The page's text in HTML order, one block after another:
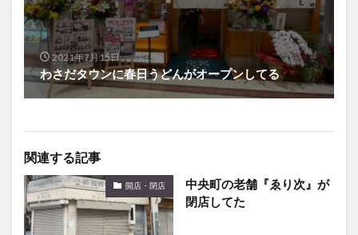
2021年7月15日
わさだタウンに春日うどんがオープンしてる
関連する記事
開店・閉店
中央町の老舗『ゑり次』が
閉店してた